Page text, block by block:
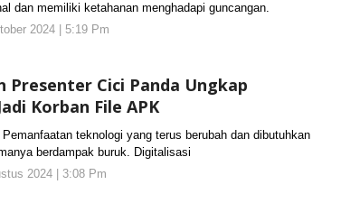
dan memiliki ketahanan menghadapi guncangan.
2024 | 5:19 Pm
Presenter Cici Panda Ungkap
Korban File APK
teknologi yang terus berubah dan dibutuhkan
berdampak buruk. Digitalisasi
2024 | 3:08 Pm